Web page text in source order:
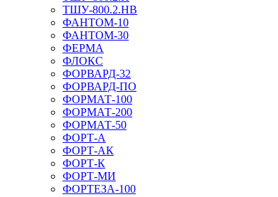
ТШУ-800.2.НВ
ФАНТОМ-10
ФАНТОМ-30
ФЕРМА
ФЛОКС
ФОРВАРД-32
ФОРВАРД-ПО
ФОРМАТ-100
ФОРМАТ-200
ФОРМАТ-50
ФОРТ-А
ФОРТ-АК
ФОРТ-К
ФОРТ-МИ
ФОРТЕЗА-100